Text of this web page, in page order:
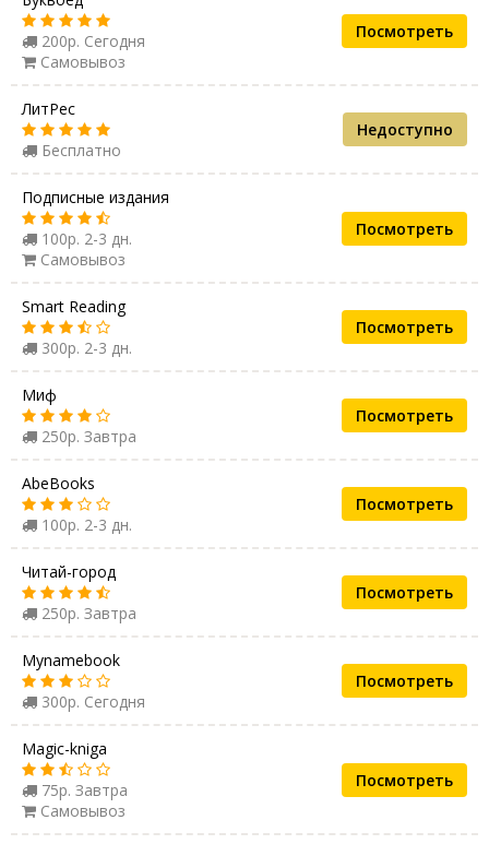
200р. Сегодня
Самовывоз
Посмотреть
ЛитРес
Бесплатно
Недоступно
Подписные издания
100р. 2-3 дн.
Самовывоз
Посмотреть
Smart Reading
300р. 2-3 дн.
Посмотреть
Миф
250р. Завтра
Посмотреть
AbeBooks
100р. 2-3 дн.
Посмотреть
Читай-город
250р. Завтра
Посмотреть
Mynamebook
300р. Сегодня
Посмотреть
Magic-kniga
75р. Завтра
Самовывоз
Посмотреть